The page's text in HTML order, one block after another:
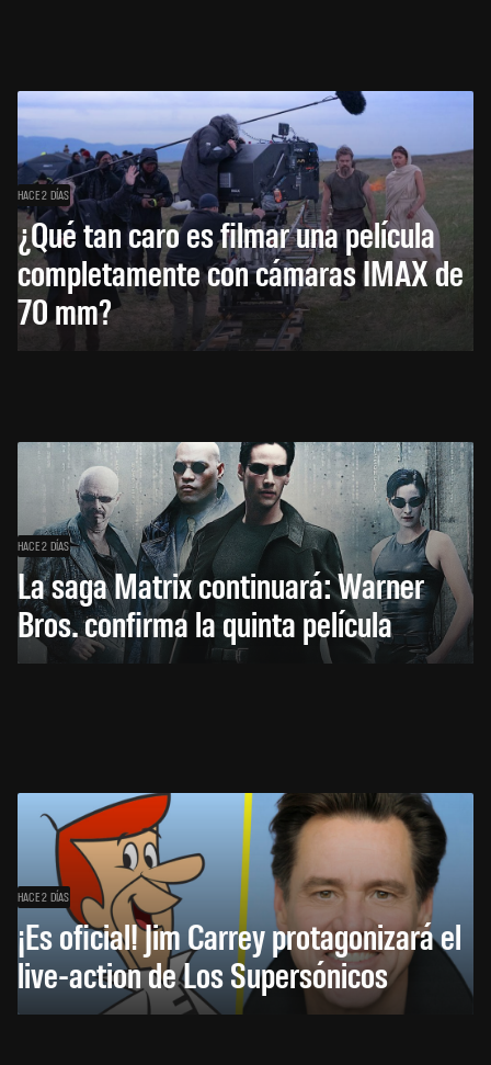
HACE 2 DÍAS
¿Qué tan caro es filmar una película
completamente con cámaras IMAX de
70 mm?
HACE 2 DÍAS
La saga Matrix continuará: Warner
Bros. confirma la quinta película
HACE 2 DÍAS
¡Es oficial! Jim Carrey protagonizará el
live-action de Los Supersónicos